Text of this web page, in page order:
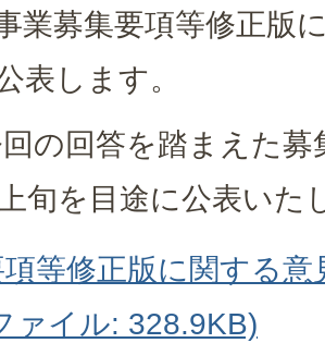
業募集要項等修正版
表します。
の回答を踏まえた募
旬を目途に公表いた
等修正版に関する
ァイル: 328.9KB)